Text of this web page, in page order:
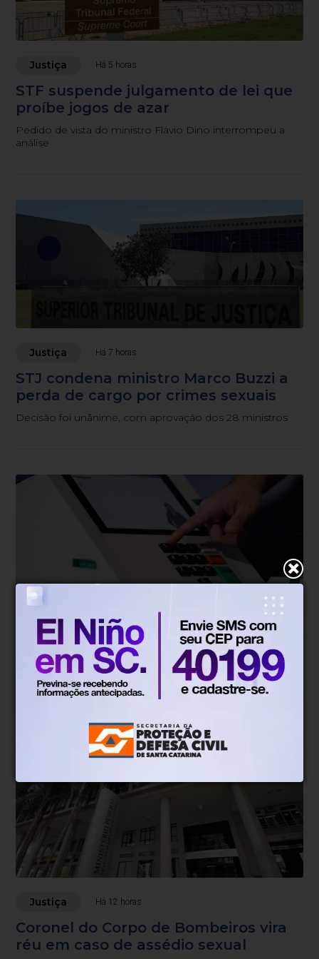
Justiça Há 5 horas
STF suspende julgamento de lei que
proíbe jogos de azar
Pedido de vista do ministro Flávio Dino interrompeu a
análise
Justiça Há 7 horas
STJ condena ministro Marco Buzzi a
perda de cargo por crimes sexuais
Decisão foi unânime, com aprovação dos 28 ministros
Justiça Há 11 horas
Justiças Eleitoral e do Trabalho
lançam campanha contra assédio
Meta é defender voto livre e secreto dos funcionários
Justiça Há 12 horas
Coronel do Corpo de Bombeiros vira
réu em caso de assédio sexual